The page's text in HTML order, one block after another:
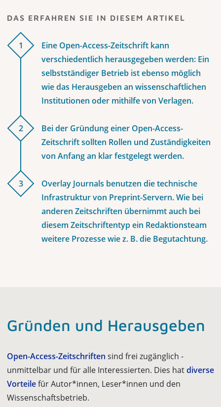
DAS ERFAHREN SIE IN DIESEM ARTIKEL
1
Eine Open-Access-Zeitschrift kann
verschiedentlich herausgegeben werden: Ein
selbstständiger Betrieb ist ebenso möglich
wie das Herausgeben an wissenschaftlichen
Institutionen oder mithilfe von Verlagen.
2
Bei der Gründung einer Open-Access-
Zeitschrift sollten Rollen und Zuständigkeiten
von Anfang an klar festgelegt werden.
3
Overlay Journals benutzen die technische
Infrastruktur von Preprint-Servern. Wie bei
anderen Zeitschriften übernimmt auch bei
diesem Zeitschriftentyp ein Redaktionsteam
weitere Prozesse wie z. B. die Begutachtung.
Gründen und Herausgeben
Open-Access-Zeitschriften sind frei zugänglich -
unmittelbar und für alle Interessierten. Dies hatdiverse
Vorteilefür Autor*innen, Leser*innen und den
Wissenschaftsbetrieb.